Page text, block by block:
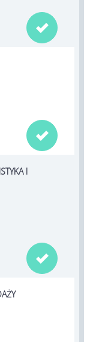


I
